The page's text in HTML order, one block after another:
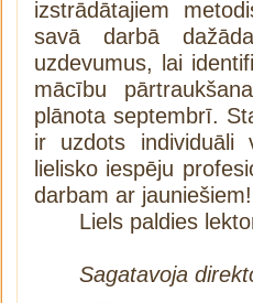
izstrādātajiem
savā darbā
uzdevumus, lai
mācību
plānota septembrī.
ir uzdots individuāli
lielisko iespēju
darbam ar jauniešiem!
Liels paldies
Sagatavoja